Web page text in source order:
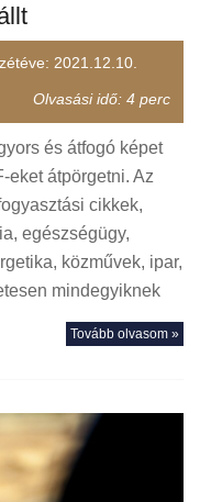
2021.12.10.
Olvasási idő: 4 perc
és átfogó képet
eket átpörgetni. Az
cikkek,
egészségügy,
közművek, ipar,
mindegyiknek
Tovább olvasom »